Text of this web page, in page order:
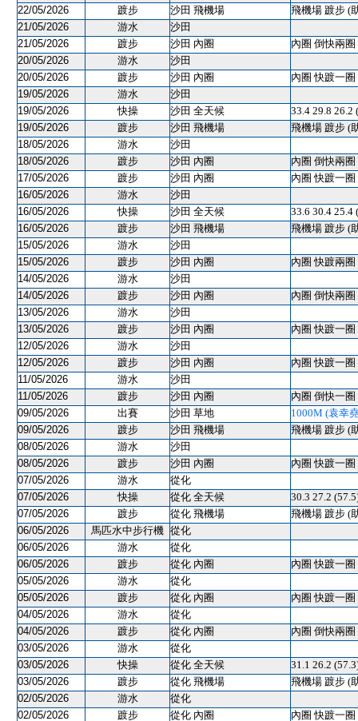
22/05/2026
踱步 沙田 飛機場
飛機場 踱步 (
21/05/2026
游水
沙田
21/05/2026
踱步 沙田 內圈
內圈 倒快兩圈
20/05/2026
游水
沙田
20/05/2026
踱步 沙田 內圈
內圈 快踱一圈
19/05/2026
游水
沙田
19/05/2026
快操 沙田 全天候
33.4 29.8 26.2
19/05/2026
踱步 沙田 飛機場
飛機場 踱步 (
18/05/2026
游水
沙田
18/05/2026
踱步 沙田 內圈
內圈 倒快兩圈
17/05/2026
踱步 沙田 內圈
內圈 快踱一圈
16/05/2026
游水
沙田
16/05/2026
快操 沙田 全天候
33.6 30.4 25.4
16/05/2026
踱步 沙田 飛機場
飛機場 踱步 (
15/05/2026
游水
沙田
15/05/2026
踱步 沙田 內圈
內圈 快踱兩圈
14/05/2026
游水
沙田
14/05/2026
踱步 沙田 內圈
內圈 倒快兩
13/05/2026
游水
沙田
13/05/2026
踱步 沙田 內圈
內圈 快踱一圈
12/05/2026
游水
沙田
12/05/2026
踱步 沙田 內圈
內圈 快踱一圈
11/05/2026
游水
沙田
11/05/2026
踱步 沙田 內圈
內圈 倒快一圈
09/05/2026
出賽 沙田 草地
1000M (袁幸
09/05/2026
踱步 沙田 飛機場
飛機場 踱步 (
08/05/2026
游水
沙田
08/05/2026
踱步 沙田 內圈
內圈 快踱一圈
07/05/2026
游水
從化
07/05/2026
快操 從化 全天候
30.3 27.2
07/05/2026
踱步 從化 飛機場
飛機場 踱步 (
06/05/2026
馬匹水中步行機 從化
06/05/2026
游水
從化
06/05/2026
踱步 從化 內圈
內圈 快踱一圈
05/05/2026
游水
從化
05/05/2026
踱步 從化 內圈
內圈 快踱一圈
04/05/2026
游水
從化
04/05/2026
踱步 從化 內圈
內圈 倒快兩圈
03/05/2026
游水
從化
03/05/2026
快操 從化 全天候
31.1 26.2
03/05/2026
踱步 從化 飛機場
飛機場 踱步 (
02/05/2026
游水
從化
02/05/2026
踱步 從化 內圈 內圈 快踱一圈